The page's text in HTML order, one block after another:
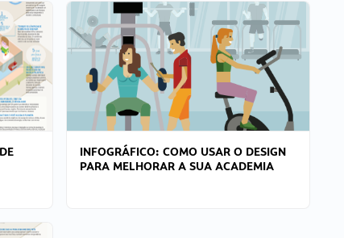
INFOGRÁFICO: COMO USAR O DESIGN
PARA MELHORAR A SUA ACADEMIA